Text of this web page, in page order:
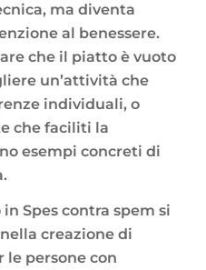
ma diventa
al benessere.
che il piatto è vuoto
un’attività che
individuali, o
che faciliti la
esempi concreti di
Spes contra spem si
creazione di
persone con